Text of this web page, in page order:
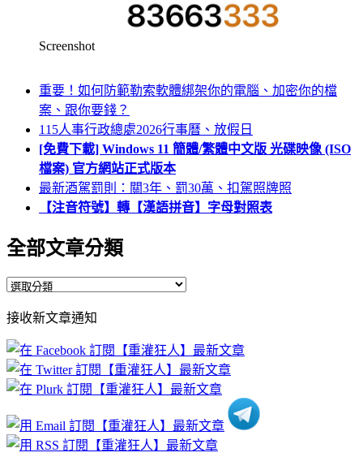
Screenshot
重要！如何防範勒索軟體綁架你的電腦、加密你的檔
案、跟你要錢？
115人事行政總處2026行事曆、放假日
[免費下載] Windows 11 簡體/繁體中文版 光碟映像 (ISO
檔案) 官方網站正式版本
最新酒駕罰則：關3年、罰30萬、扣駕照牌照
【注音符號】轉【漢語拼音】字母對照表
全部文章分類
全
文
章
分
類
接收新文章通知